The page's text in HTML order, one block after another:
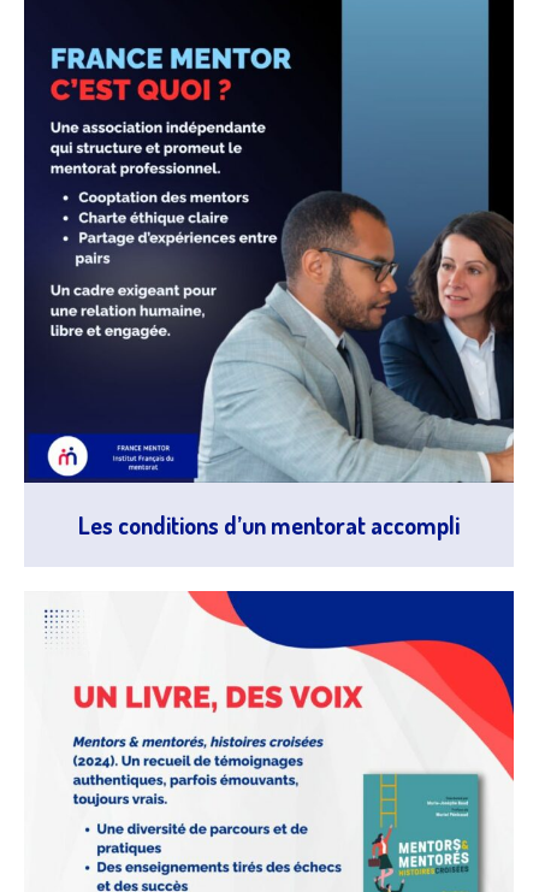
Les conditions d’un mentorat accompli